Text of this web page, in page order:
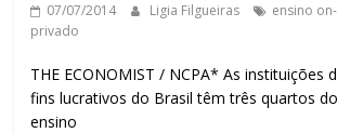
07/07/2014 Ligia Filgueiras ensino
privado
THE ECONOMIST / NCPA* As instituições
fins lucrativos do Brasil têm três quartos
ensino